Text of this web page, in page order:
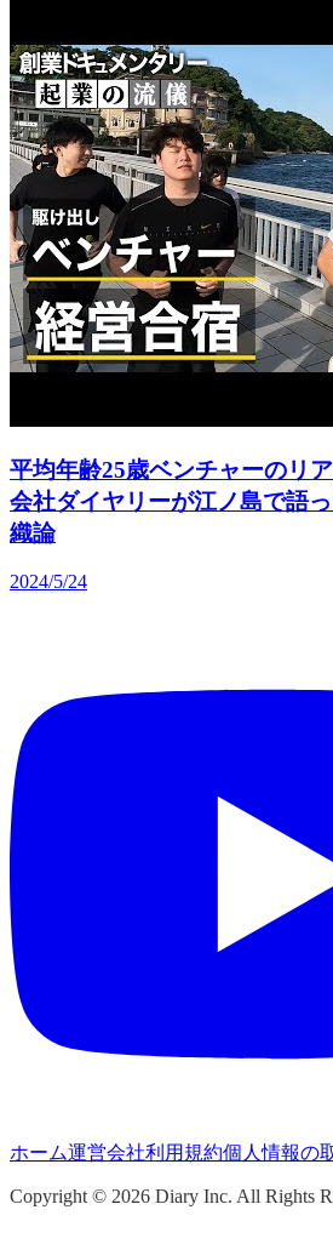
平均年齢25歳ベンチャーのリ
会社ダイヤリーが江ノ島で語
織論
2024/5/24
ホーム運営会社利用規約個人情報の
Copyright © 2026 Diary Inc. All Rights